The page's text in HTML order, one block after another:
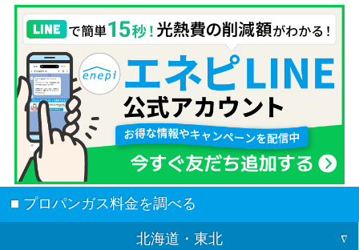
■ プロパンガス料金を調べる
北海道・東北